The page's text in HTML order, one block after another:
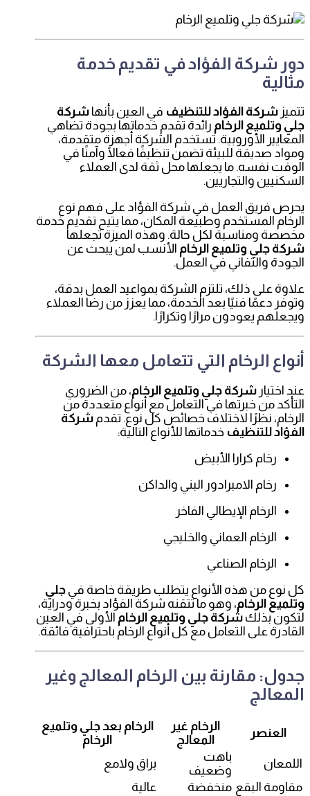
دور شركة الفؤاد في تقديم خدمة
مثالية
تتميز شركة الفؤاد للتنظيف في العين بأنها شركة
جلي وتلميع الرخام رائدة تقدم خدماتها بجودة تضاهي
المعايير الأوروبية. تستخدم الشركة أجهزة متقدمة،
ومواد صديقة للبيئة تضمن تنظيفًا فعالًا وآمنًا في
الوقت نفسه. ما يجعلها محل ثقة لدى العملاء
السكنيين والتجاريين.
يحرص فريق العمل في شركة الفؤاد على فهم نوع
الرخام المستخدم وطبيعة المكان، مما يتيح تقديم خدمة
مخصصة ومناسبة لكل حالة. وهذه الميزة تجعلها
شركة جلي وتلميع الرخام الأنسب لمن يبحث عن
الجودة والتفاني في العمل.
علاوة على ذلك، تلتزم الشركة بمواعيد العمل بدقة،
وتوفر دعمًا فنيًا بعد الخدمة، مما يعزز من رضا العملاء
ويجعلهم يعودون مرارًا وتكرارًا.
أنواع الرخام التي تتعامل معها الشركة
عند اختيار شركة جلي وتلميع الرخام، من الضروري
التأكد من خبرتها في التعامل مع أنواع متعددة من
الرخام، نظرًا لاختلاف خصائص كل نوع. تقدم شركة
الفؤاد للتنظيف خدماتها للأنواع التالية:
رخام كرارا الأبيض
رخام الامبرادور البني والداكن
الرخام الإيطالي الفاخر
الرخام العماني والخليجي
الرخام الصناعي
كل نوع من هذه الأنواع يتطلب طريقة خاصة في جلي
وتلميع الرخام، وهو ما تتقنه شركة الفؤاد بخبرة ودراية،
لتكون بذلك شركة جلي وتلميع الرخام الأولى في العين
القادرة على التعامل مع كل أنواع الرخام باحترافية فائقة.
جدول: مقارنة بين الرخام المعالج وغير
المعالج
العنصر
الرخام غير
المعالج
الرخام بعد جلي وتلميع
الرخام
اللمعان
باهت
وضعيف
براق ولامع
مقاومة البقع منخفضة
عالية